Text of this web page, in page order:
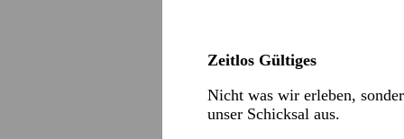
Zeitlos Gültiges
Nicht was wir erleben,
unser Schicksal aus.